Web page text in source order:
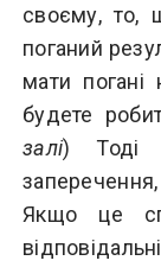
своєму, то,
поганий
мати
будете
залі) Тоді
Якщо це